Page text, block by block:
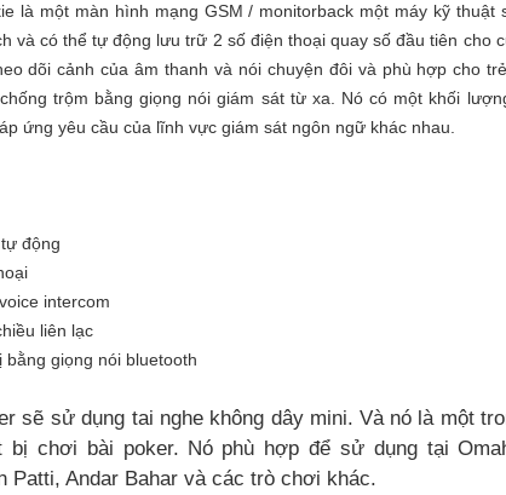
là một màn hình mạng GSM / monitorback một máy kỹ thuật
và có thể tự động lưu trữ 2 số điện thoại quay số đầu tiên cho
dõi cảnh của âm thanh và nói chuyện đôi và phù hợp cho
trộm bằng giọng nói giám sát từ xa. Nó có một khối
ứng yêu cầu của lĩnh vực giám sát ngôn ngữ khác nhau.
động
intercom
liên lạc
giọng nói bluetooth
sẽ sử dụng tai nghe không dây mini. Và nó là một
bị chơi bài poker. Nó phù hợp để sử dụng tại
Patti, Andar Bahar và các trò chơi khác.